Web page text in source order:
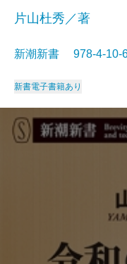
片山杜秀／著
新潮新書 978-4-
新書電子書籍あり